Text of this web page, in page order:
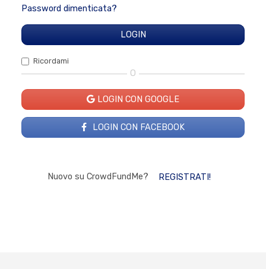
Password dimenticata?
Ricordami
O
LOGIN CON GOOGLE
LOGIN CON FACEBOOK
Nuovo su CrowdFundMe? REGISTRATI!